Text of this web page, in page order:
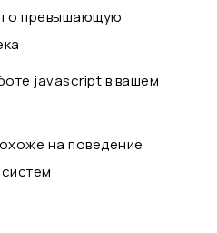
превышающую
javascript в вашем
на поведение